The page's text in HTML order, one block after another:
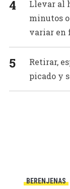
Llevar al
minutos
variar en
Retirar,
picado y
BERENJENAS